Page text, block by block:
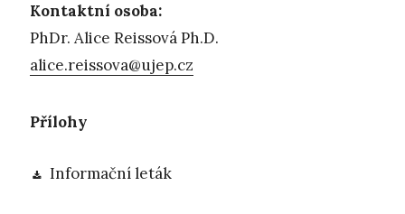
Kontaktní osoba:
PhDr. Alice Reissová Ph.D.
alice.reissova@ujep.cz
Přílohy
Informační leták